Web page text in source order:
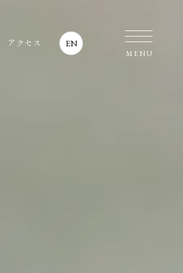
アクセス EN
MENU